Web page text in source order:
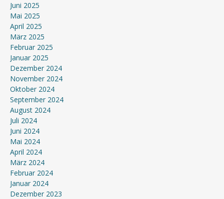
Juni 2025
Mai 2025
April 2025
März 2025
Februar 2025
Januar 2025
Dezember 2024
November 2024
Oktober 2024
September 2024
August 2024
Juli 2024
Juni 2024
Mai 2024
April 2024
März 2024
Februar 2024
Januar 2024
Dezember 2023